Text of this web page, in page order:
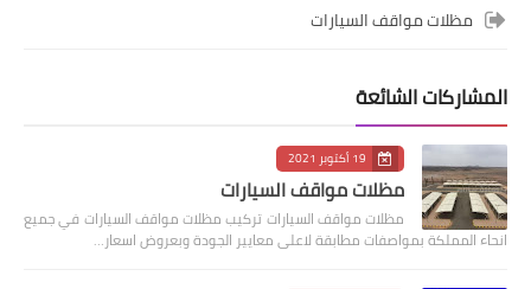
مظلات مواقف السيارات
المشاركات الشائعة
19 أكتوبر 2021
مظلات مواقف السيارات
مظلات مواقف السيارات تركيب مظلات مواقف السيارات في جميع
انحاء المملكة بمواصفات مطابقة لاعلى معايير الجودة وبعروض اسعار…